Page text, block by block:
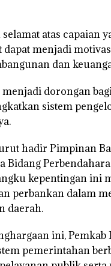
atas capaian
dapat menjadi
dan
menjadi dorongan
sistem
hadir Pimpinan
Bidang
kepentingan ini
perbankan dalam
daerah.
ini,
pemerintahan